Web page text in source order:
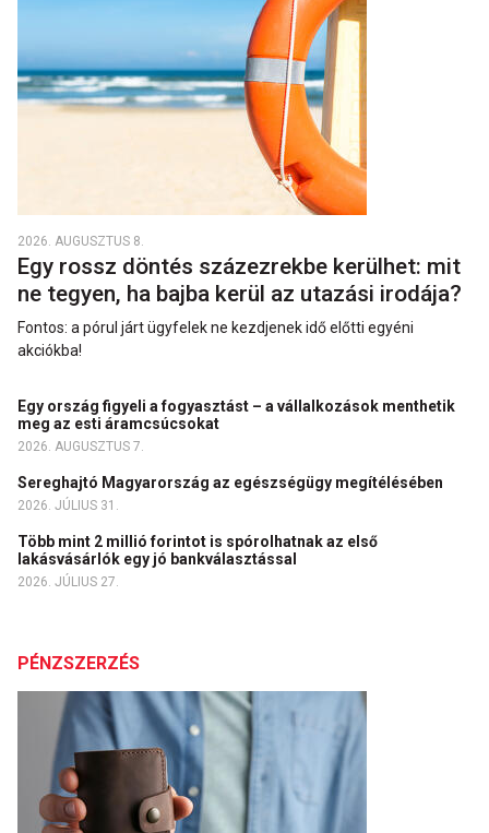
2026. AUGUSZTUS 8.
Egy rossz döntés százezrekbe kerülhet: mit
ne tegyen, ha bajba kerül az utazási irodája?
Fontos: a pórul járt ügyfelek ne kezdjenek idő előtti egyéni
akciókba!
Egy ország figyeli a fogyasztást – a vállalkozások menthetik
meg az esti áramcsúcsokat
2026. AUGUSZTUS 7.
Sereghajtó Magyarország az egészségügy megítélésében
2026. JÚLIUS 31.
Több mint 2 millió forintot is spórolhatnak az első
lakásvásárlók egy jó bankválasztással
2026. JÚLIUS 27.
PÉNZSZERZÉS